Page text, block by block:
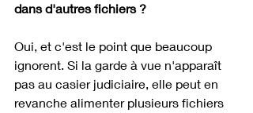
dans d'autres fichiers ?
Oui, et c'est le point que beaucoup
ignorent. Si la garde à vue n'apparaît
pas au casier judiciaire, elle peut en
revanche alimenter plusieurs fichiers